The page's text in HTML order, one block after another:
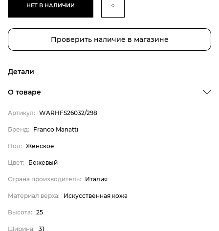
НЕТ В НАЛИЧИИ
Проверить наличие в магазине
Детали
Бренд
Пол
О товаре
Артикул: WARHFS26032/298
Бренд: Franco Manatti
Пол: Женское
Цвет: Бежевый
Страна производитель: Италия
Материал верха: Искусственная кожа
Высота: 25
Ширина: 31